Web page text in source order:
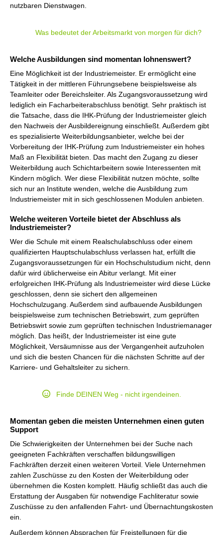
nutzbaren Dienstwagen.
Was bedeutet der Arbeitsmarkt von morgen für dich?
Welche Ausbildungen sind momentan lohnenswert?
Eine Möglichkeit ist der Industriemeister. Er ermöglicht eine
Tätigkeit in der mittleren Führungsebene beispielsweise als
Teamleiter oder Bereichsleiter. Als Zugangsvoraussetzung wird
lediglich ein Facharbeiterabschluss benötigt. Sehr praktisch ist
die Tatsache, dass die IHK-Prüfung der Industriemeister gleich
den Nachweis der Ausbildereignung einschließt. Außerdem gibt
es spezialisierte Weiterbildungsanbieter, welche bei der
Vorbereitung der IHK-Prüfung zum Industriemeister ein hohes
Maß an Flexibilität bieten. Das macht den Zugang zu dieser
Weiterbildung auch Schichtarbeitern sowie Interessenten mit
Kindern möglich. Wer diese Flexibilität nutzen möchte, sollte
sich nur an Institute wenden, welche die Ausbildung zum
Industriemeister mit in sich geschlossenen Modulen anbieten.
Welche weiteren Vorteile bietet der Abschluss als
Industriemeister?
Wer die Schule mit einem Realschulabschluss oder einem
qualifizierten Hauptschulabschluss verlassen hat, erfüllt die
Zugangsvoraussetzungen für ein Hochschulstudium nicht, denn
dafür wird üblicherweise ein Abitur verlangt. Mit einer
erfolgreichen IHK-Prüfung als Industriemeister wird diese Lücke
geschlossen, denn sie sichert den allgemeinen
Hochschulzugang. Außerdem sind aufbauende Ausbildungen
beispielsweise zum technischen Betriebswirt, zum geprüften
Betriebswirt sowie zum geprüften technischen Industriemanager
möglich. Das heißt, der Industriemeister ist eine gute
Möglichkeit, Versäumnisse aus der Vergangenheit aufzuholen
und sich die besten Chancen für die nächsten Schritte auf der
Karriere- und Gehaltsleiter zu sichern.
Finde DEINEN Weg - nicht irgendeinen.
Momentan geben die meisten Unternehmen einen guten
Support
Die Schwierigkeiten der Unternehmen bei der Suche nach
geeigneten Fachkräften verschaffen bildungswilligen
Fachkräften derzeit einen weiteren Vorteil. Viele Unternehmen
zahlen Zuschüsse zu den Kosten der Weiterbildung oder
übernehmen die Kosten komplett. Häufig schließt das auch die
Erstattung der Ausgaben für notwendige Fachliteratur sowie
Zuschüsse zu den anfallenden Fahrt- und Übernachtungskosten
ein.
Außerdem können Absprachen für Freistellungen für die